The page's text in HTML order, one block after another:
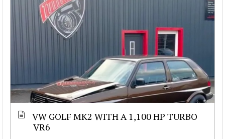
VW GOLF MK2 WITH A 1,100 HP TURBO
VR6